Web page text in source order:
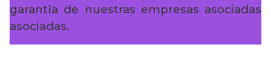
garantía de nuestras empresas asociadas
asociadas.